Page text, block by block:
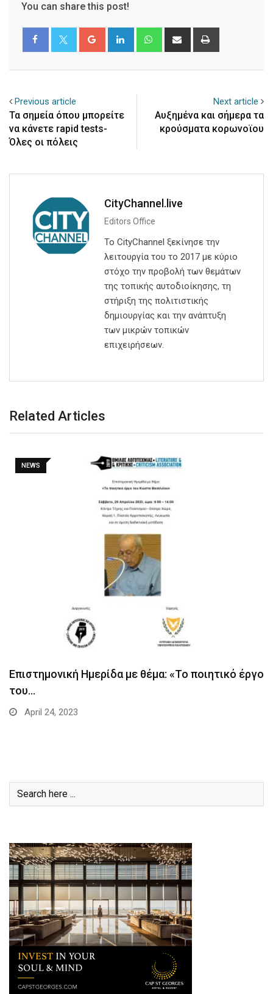
You can share this post!
Google+ LinkedIn WhatsappShare
Previous article
Τα σημεία όπου μπορείτε
να κάνετε rapid tests-
Όλες οι πόλεις
Next article
Αυξημένα και σήμερα τα
κρούσματα κορωνοϊου
CityChannel.live
Editors Office
Το CityChannel ξεκίνησε την
λειτουργία του το 2017 με κύριο
στόχο την προβολή των θεμάτων
της τοπικής αυτοδιοίκησης, τη
στήριξη της πολιτιστικής
δημιουργίας και την ανάπτυξη
των μικρών τοπικών
επιχειρήσεων.
Related Articles
NEWS
Επιστημονική Ημερίδα με θέμα: «Το ποιητικό έργο
του…
April 24, 2023